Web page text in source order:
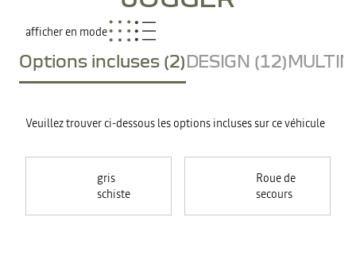
afficher en mode
Options incluses (2)DESIGN (12)
Veuillez trouver ci-dessous les options incluses sur ce véhicule
gris
schiste
Roue de
secours